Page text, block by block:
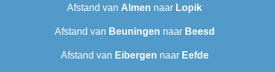
Afstand van Almen naar Lopik
Afstand van Beuningen naar Beesd
Afstand van Eibergen naar Eefde